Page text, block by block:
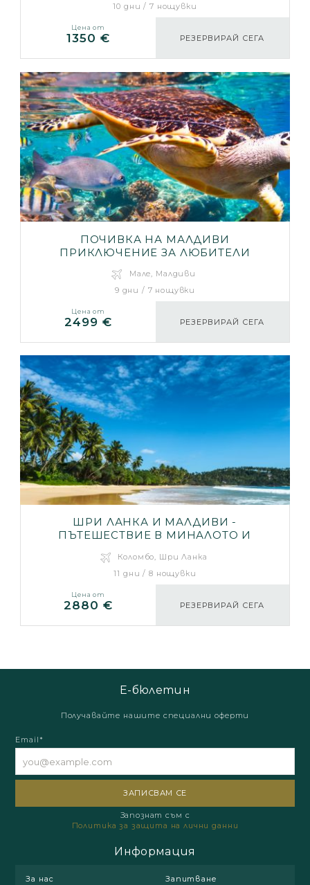
10 дни / 7 нощувки
Цена от
1350 € РЕЗЕРВИРАЙ СЕГА
ПОЧИВКА НА МАЛДИВИ
ПРИКЛЮЧЕНИЕ ЗА ЛЮБИТЕЛИ
Мале, Малдиви
9 дни / 7 нощувки
Цена от
2499 € РЕЗЕРВИРАЙ СЕГА
ШРИ ЛАНКА И МАЛДИВИ -
ПЪТЕШЕСТВИЕ В МИНАЛОТО И
Коломбо, Шри Ланка
11 дни / 8 нощувки
Цена от
2880 € РЕЗЕРВИРАЙ СЕГА
Е-бюлетин
Получавайте нашите специални оферти
Email*
Запознат съм с
Политика за защита на лични данни
Информация
За нас
Запитване